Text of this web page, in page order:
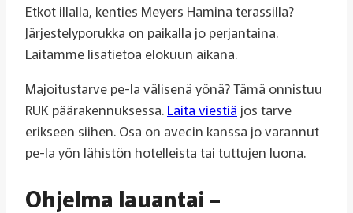
Etkot illalla, kenties Meyers Hamina terassilla?
Järjestelyporukka on paikalla jo perjantaina.
Laitamme lisätietoa elokuun aikana.
Majoitustarve pe-la välisenä yönä? Tämä onnistuu
RUK päärakennuksessa. Laita viestiä jos tarve
erikseen siihen. Osa on avecin kanssa jo varannut
pe-la yön lähistön hotelleista tai tuttujen luona.
Ohjelma lauantai –